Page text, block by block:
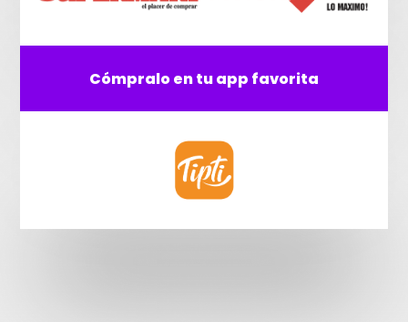
Cómpralo en tu app favorita